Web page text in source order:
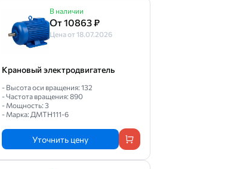
В наличии
От 10863 ₽
Цена от 18.07.2026
Крановый электродвигатель
- Высота оси вращения: 132
- Частота вращения: 890
- Мощность: 3
- Марка: ДМТН111-6
Уточнить цену